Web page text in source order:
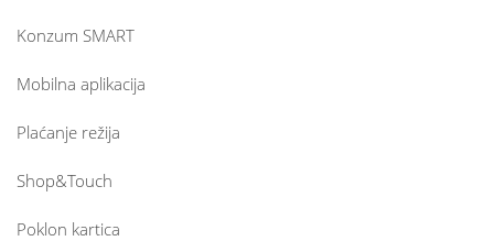
Konzum SMART
Mobilna aplikacija
Plaćanje režija
Shop&Touch
Poklon kartica